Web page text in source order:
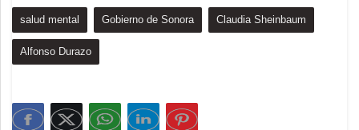
salud mental Gobierno de Sonora Claudia Sheinbaum
Alfonso Durazo